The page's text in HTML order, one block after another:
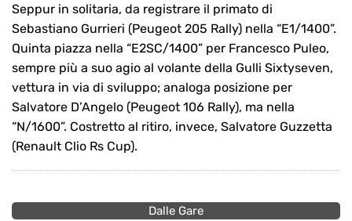
Seppur in solitaria, da registrare il primato di
Sebastiano Gurrieri (Peugeot 205 Rally) nella “E1/1400”.
Quinta piazza nella “E2SC/1400” per Francesco Puleo,
sempre più a suo agio al volante della Gulli Sixtyseven,
vettura in via di sviluppo; analoga posizione per
Salvatore D’Angelo (Peugeot 106 Rally), ma nella
“N/1600”. Costretto al ritiro, invece, Salvatore Guzzetta
(Renault Clio Rs Cup).
Dalle Gare